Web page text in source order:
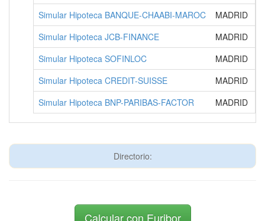
Simular Hipoteca BANQUE-CHAABI-MAROC
MADRID
Simular Hipoteca JCB-FINANCE
MADRID
Simular Hipoteca SOFINLOC
MADRID
Simular Hipoteca CREDIT-SUISSE
MADRID
Simular Hipoteca BNP-PARIBAS-FACTOR
MADRID
Directorio:
Calcular con Euribor